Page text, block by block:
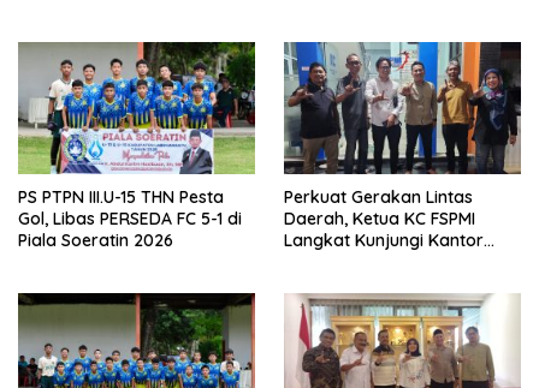
Sudah Dilayangkan
PS PTPN III.U-15 THN Pesta
Gol, Libas PERSEDA FC 5-1 di
Piala Soeratin 2026
Perkuat Gerakan Lintas
Daerah, Ketua KC FSPMI
Langkat Kunjungi Kantor